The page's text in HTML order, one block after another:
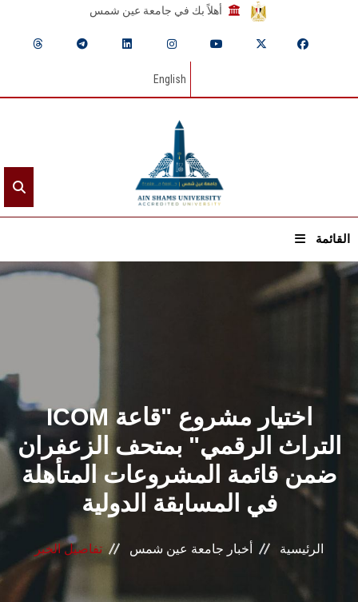
أهلاً بك في جامعة عين شمس
English
القائمة
القطاعـات
الشئون الأكاديمية
البحث العلمي
الرعاية الصحية
المراكز والوحدات
الأنظمة الذكية
ICOM اختيار مشروع "قاعة
التراث الرقمي" بمتحف الزعفران
ضمن قائمة المشروعات المتأهلة
في المسابقة الدولية
الرئيسية أخبار جامعة عين شمس تفاصيل الخبر